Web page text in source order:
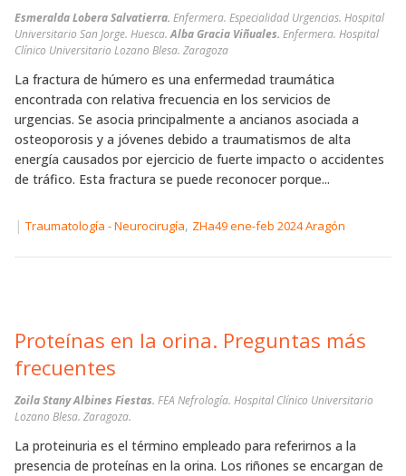
Esmeralda Lobera Salvatierra. Enfermera. Especialidad Urgencias. Hospital
Universitario San Jorge. Huesca.Alba Gracia Viñuales. Enfermera. Hospital
Clínico Universitario Lozano Blesa. Zaragoza
La fractura de húmero es una enfermedad traumática
encontrada con relativa frecuencia en los servicios de
urgencias. Se asocia principalmente a ancianos asociada a
osteoporosis y a jóvenes debido a traumatismos de alta
energía causados por ejercicio de fuerte impacto o accidentes
de tráfico. Esta fractura se puede reconocer porque...
| Traumatología - Neurocirugía, ZHa49 ene-feb 2024 Aragón
Proteínas en la orina. Preguntas más
frecuentes
Zoila Stany Albines Fiestas. FEA Nefrología. Hospital Clínico Universitario
Lozano Blesa. Zaragoza.
La proteinuria es el término empleado para referirnos a la
presencia de proteínas en la orina. Los riñones se encargan de